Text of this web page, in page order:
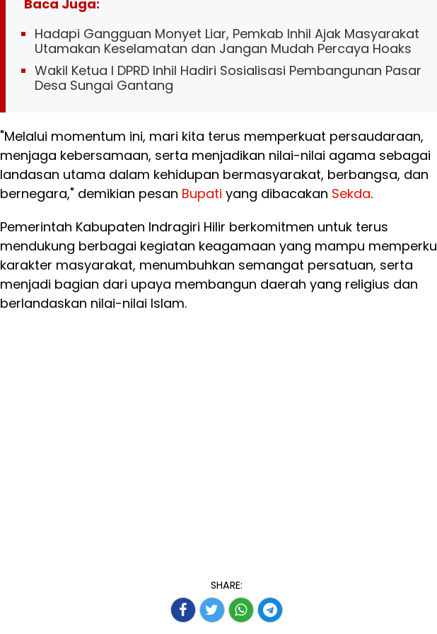
Baca Juga:
Hadapi Gangguan Monyet Liar, Pemkab Inhil Ajak Masyarakat
Utamakan Keselamatan dan Jangan Mudah Percaya Hoaks
Wakil Ketua I DPRD Inhil Hadiri Sosialisasi Pembangunan Pasar
Desa Sungai Gantang
"Melalui momentum ini, mari kita terus memperkuat persaudaraan,
menjaga kebersamaan, serta menjadikan nilai-nilai agama sebagai
landasan utama dalam kehidupan bermasyarakat, berbangsa, dan
bernegara," demikian pesan Bupati yang dibacakan Sekda.
Pemerintah Kabupaten Indragiri Hilir berkomitmen untuk terus
mendukung berbagai kegiatan keagamaan yang mampu
karakter masyarakat, menumbuhkan semangat persatuan, serta
menjadi bagian dari upaya membangun daerah yang religius dan
berlandaskan nilai-nilai Islam.
SHARE: